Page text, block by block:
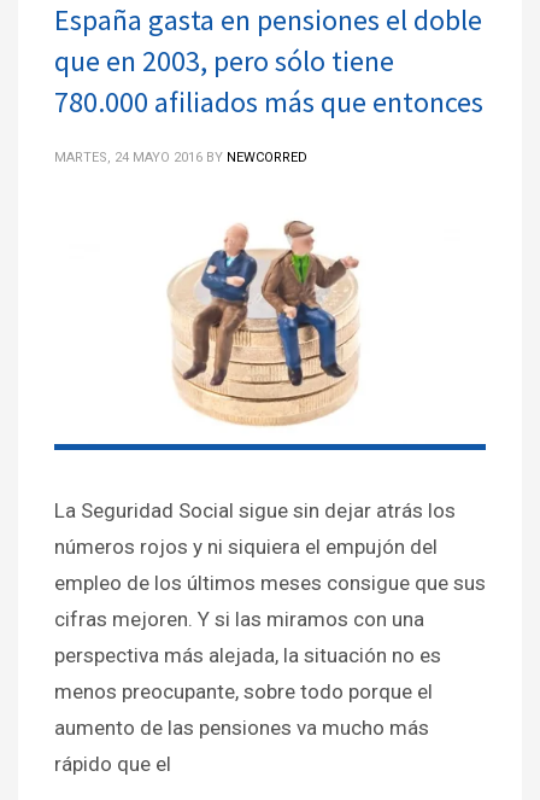
España gasta en pensiones el doble
que en 2003, pero sólo tiene
780.000 afiliados más que entonces
MARTES, 24 MAYO 2016 BY NEWCORRED
La Seguridad Social sigue sin dejar atrás los
números rojos y ni siquiera el empujón del
empleo de los últimos meses consigue que sus
cifras mejoren. Y si las miramos con una
perspectiva más alejada, la situación no es
menos preocupante, sobre todo porque el
aumento de las pensiones va mucho más
rápido que el